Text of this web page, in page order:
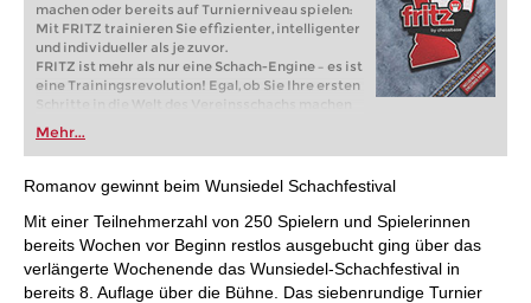
machen oder bereits auf Turnierniveau spielen:
Mit FRITZ trainieren Sie effizienter, intelligenter
und individueller als je zuvor.
FRITZ ist mehr als nur eine Schach-Engine – es ist
eine Trainingsrevolution! Egal, ob Sie Ihre ersten
Schritte in die Welt des Vereinsschachs machen
oder bereits auf Turnierniveau spielen: Mit
FRITZ trainieren Sie effizienter, intelligenter und
individueller als je zuvor.
Mehr...
Romanov gewinnt beim Wunsiedel Schachfestival
Mit einer Teilnehmerzahl von 250 Spielern und Spielerinnen
bereits Wochen vor Beginn restlos ausgebucht ging über das
verlängerte Wochenende das Wunsiedel-Schachfestival in
bereits 8. Auflage über die Bühne. Das siebenrundige Turnier